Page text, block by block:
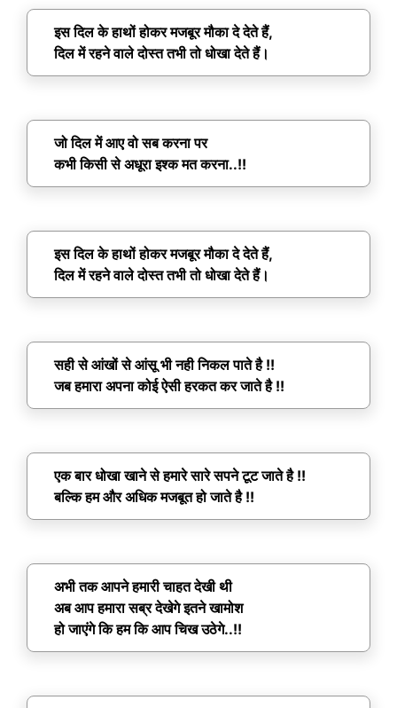
इस दिल के हाथों होकर मजबूर मौका दे देते हैं,
दिल में रहने वाले दोस्त तभी तो धोखा देते हैं।
जो दिल में आए वो सब करना पर
कभी किसी से अधूरा इश्क मत करना..!!
इस दिल के हाथों होकर मजबूर मौका दे देते हैं,
दिल में रहने वाले दोस्त तभी तो धोखा देते हैं।
सही से आंखों से आंसू भी नही निकल पाते है !!
जब हमारा अपना कोई ऐसी हरकत कर जाते है !!
एक बार धोखा खाने से हमारे सारे सपने टूट जाते है !!
बल्कि हम और अधिक मजबूत हो जाते है !!
अभी तक आपने हमारी चाहत देखी थी
अब आप हमारा सब्र देखेगे इतने खामोश
हो जाएंगे कि हम कि आप चिख उठेगे..!!